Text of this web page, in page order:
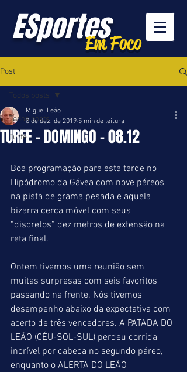
ESportesEm Foco
Post
Todos posts
Turfe
Todos posts
TURFE - DOMINGO - 08.12
Miguel Leão
8 de dez. de 2019 5 min de leitura
Boa programação para esta tarde no
Hipódromo da Gávea com nove páreos
na pista de grama pesada e aquela
bizarra cerca móvel com seus
“discretos” dez metros de extensão na
reta final.
Ontem tivemos uma reunião sem
muitas surpresas com seis favoritos
passando na frente. Nós tivemos
desempenho abaixo da expectativa com
acerto de três vencedores. A PATADA DO
LEÃO (CÉU-SOL-SUL) perdeu corrida
incrível por cabeça no segundo páreo,
enquanto o ALERTA DO LEÃO